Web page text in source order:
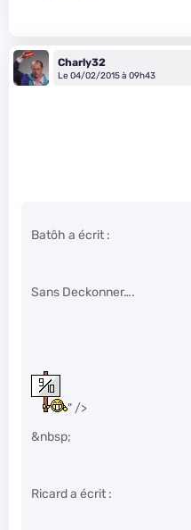
Charly32
Le 04/02/2015 à 09h43
Batôh a écrit :
Sans Deckonner….
" />
&nbsp;
Ricard a écrit :